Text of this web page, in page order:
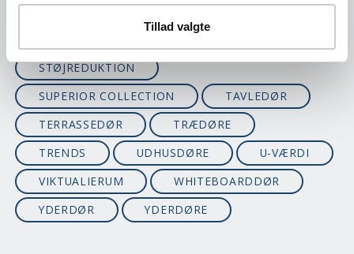
Tillad valgte
STØJREDUKTION
SUPERIOR COLLECTION
TAVLEDØR
TERRASSEDØR
TRÆDØRE
TRENDS
UDHUSDØRE
U-VÆRDI
VIKTUALIERUM
WHITEBOARDDØR
YDERDØR
YDERDØRE